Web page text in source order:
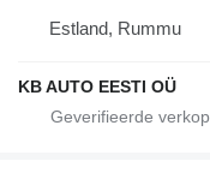
Estland, Rummu
KB AUTO EESTI OÜ